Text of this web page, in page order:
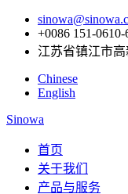
+0086 151-0610-
江苏省镇江市
Chinese
English
Sinowa
首页
关于我们
产品与服务